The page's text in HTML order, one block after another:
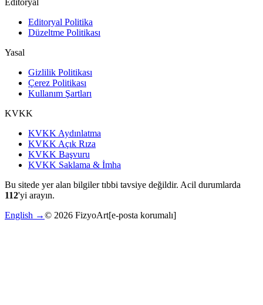
Editoryal
Editoryal Politika
Düzeltme Politikası
Yasal
Gizlilik Politikası
Çerez Politikası
Kullanım Şartları
KVKK
KVKK Aydınlatma
KVKK Açık Rıza
KVKK Başvuru
KVKK Saklama & İmha
Bu sitede yer alan bilgiler tıbbi tavsiye değildir. Acil durumlarda
112'yi arayın.
English →© 2026 FizyoArt[e-posta korumalı]